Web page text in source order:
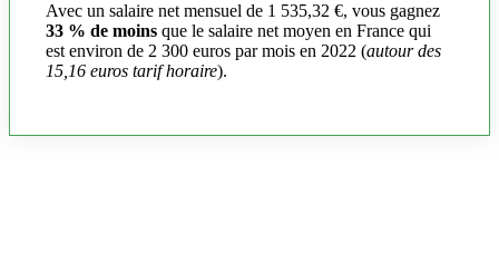
Avec un salaire net mensuel de 1 535,32 €, vous gagnez
33 % de moins que le salaire net moyen en France qui
est environ de 2 300 euros par mois en 2022 (autour des
15,16 euros tarif horaire).